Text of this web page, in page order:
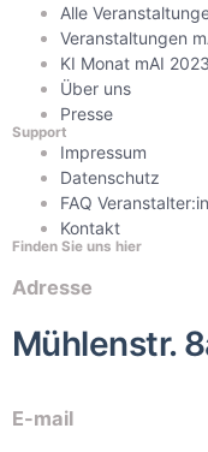
Alle
Veranstaltungen
KI Monat mAI 2023
Über uns
Presse
Support
Impressum
Datenschutz
FAQ
Kontakt
Finden Sie uns hier
Adresse
Mühlenstr.
E-mail